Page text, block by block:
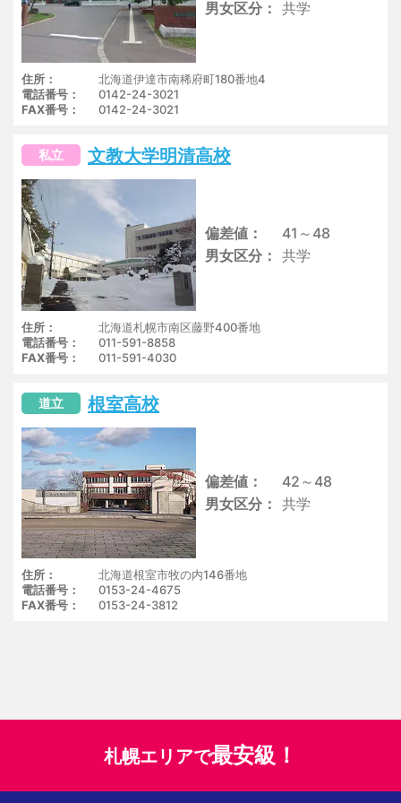
男女区分 共学
住所
北海道伊達市南稀府町180番地4
電話番号
0142-24-3021
FAX番号
0142-24-3021
私立 文教大学明清高校
偏差値
41～48
男女区分
共学
住所
北海道札幌市南区藤野400番地
電話番号
011-591-8858
FAX番号
011-591-4030
道立 根室高校
偏差値
42～48
男女区分
共学
住所
北海道根室市牧の内146番地
電話番号
0153-24-4675
FAX番号
0153-24-3812
札幌エリアで最安級！